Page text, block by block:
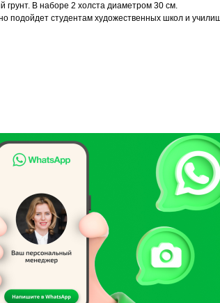
В наборе 2 холста диаметром 30 см.
подойдет студентам художественных школ и